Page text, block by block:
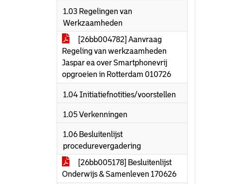
1.03 Regelingen van
Werkzaamheden
[26bb004782] Aanvraag
Regeling van werkzaamheden
Jaspar ea over Smartphonevrij
opgroeien in Rotterdam 010726
1.04 Initiatiefnotities/voorstellen
1.05 Verkenningen
1.06 Besluitenlijst
procedurevergadering
[26bb005178] Besluitenlijst
Onderwijs & Samenleven 170626